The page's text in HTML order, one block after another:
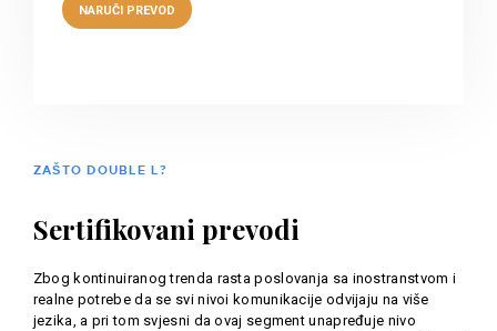
ZAŠTO DOUBLE L?
Sertifikovani prevodi
Zbog kontinuiranog trenda rasta poslovanja sa inostranstvom i
realne potrebe da se svi nivoi komunikacije odvijaju na više
jezika, a pri tom svjesni da ovaj segment unapređuje nivo